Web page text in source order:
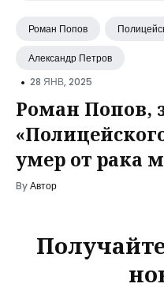
Роман Попов
Александр Петров
• 28 ЯНВ, 2025
Роман Попов,
умер от рака
ByАвтор